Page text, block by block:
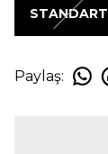
STANDART
Paylaş: